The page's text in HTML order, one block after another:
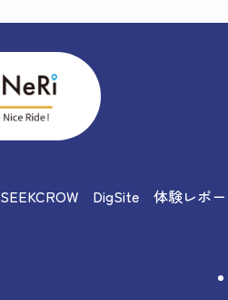
SEEKCROW DigSite 体験レポー